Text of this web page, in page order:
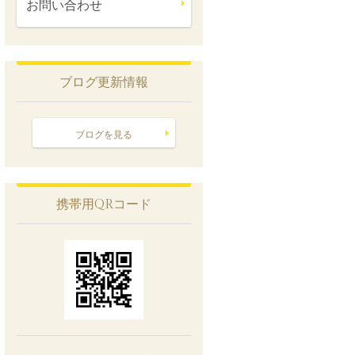
お問い合わせ
ブログ更新情報
ブログを見る
携帯用QRコード